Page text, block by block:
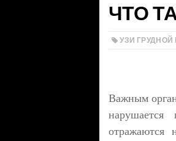
ЧТО
УЗИ
Важным
нарушается
отражаются